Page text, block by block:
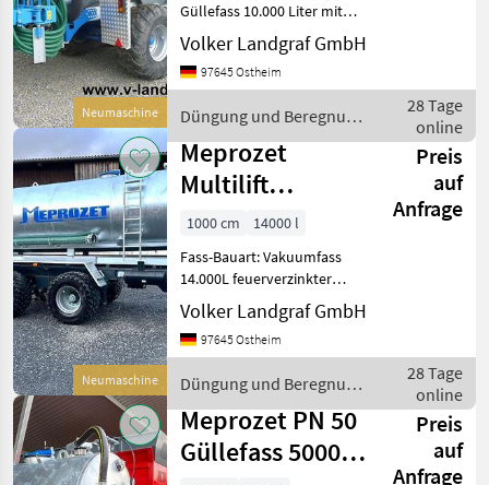
Neumaschine
Güllefass 10.000 Liter mit
Schleppschuh-Verteiler Typ
Bomech 7, 5m, Oberloch Ø
420 mm hydraulisch
Rohrfüllstandsanzeige,
Lenkac
Volker Landgraf GmbH
97645 Ostheim
Düngung und Beregnung
/ Meprozet
28 Tage
online
Neumaschine
Meprozet
Multilift
Hakenlift-
Güllefass 14000 l
Preis
auf
Anfrage
1000 cm
14000 l
Fass-Bauart: Vakuumfass
14.000L feuerverzinkter
Stahlbehälter,
Innenverstärkungsringe,
Hinterboden geöffnet,
PN106HDR Obenmannloch
Ø 420 mm manuell
Volker Landgraf GmbH
97645 Ostheim
Düngung und Beregnung
/ Meprozet
28 Tage
online
Meprozet PN 50
Güllefass 5000 L
Preis
auf
Anfrage